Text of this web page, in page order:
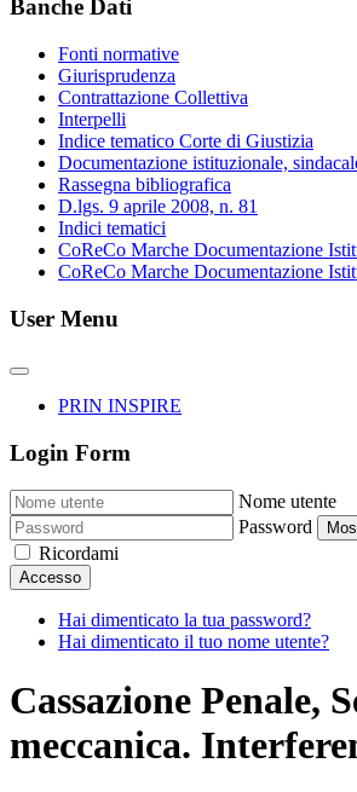
Banche Dati
Fonti normative
Giurisprudenza
Contrattazione Collettiva
Interpelli
Indice tematico Corte di Giustizia
Documentazione istituzionale,
Rassegna bibliografica
D.lgs. 9 aprile 2008, n. 81
Indici tematici
CoReCo Marche Documentazione
CoReCo Marche Documentazione
User Menu
PRIN INSPIRE
Login Form
Nome utente
Password
Ricordami
Accesso
Hai dimenticato la tua password?
Hai dimenticato il tuo nome utente?
Cassazione Penale,
meccanica.